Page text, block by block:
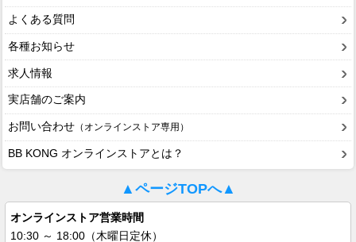
よくある質問
各種お知らせ
求人情報
実店舗のご案内
お問い合わせ （オンラインストア専用）
BB KONG オンラインストアとは？
▲ページTOPへ▲
オンラインストア営業時間
10:30 ～ 18:00（木曜日定休）